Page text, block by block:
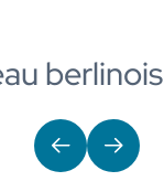
berlinois
PrécédentSuivant